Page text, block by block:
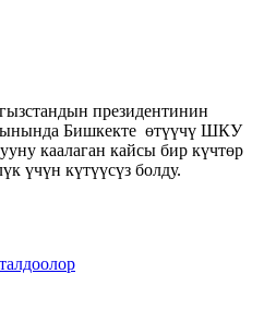
президентинин
Бишкекте өтүүчү ШКУ
каалаган кайсы бир күчтөр
үчүн күтүүсүз болду.